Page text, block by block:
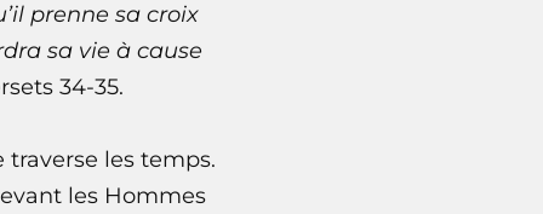
prenne sa croix
sa vie à cause
34-35.
traverse les temps.
les Hommes